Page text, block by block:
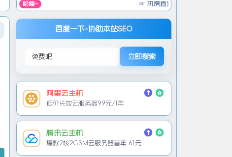
哈喽~ ☞ 机房直营 免实名服务器 低至元/月
百度一下-协助本站SEO
立即搜索
阿里云主机
低价长效云服务器99元/1年
腾讯云主机
爆款2核2G3M云服务器首年 61元